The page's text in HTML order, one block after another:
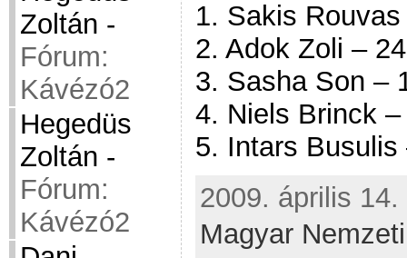
Zoltán -
Fórum:
Kávézó2
Hegedüs
Zoltán -
Fórum:
Kávézó2
1. Sakis
2. Adok Zoli –
3. Sasha Son –
4. Niels Brinck –
5. Intars Busulis
2009. április
Magyar